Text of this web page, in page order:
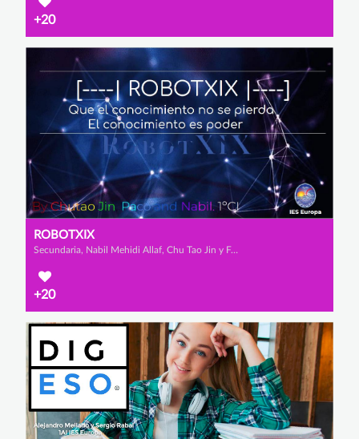
+20
ROBOTXIX
Secundaria, Nabil Mehidi Allaf, Chu Tao Jin y Francisco Castro Martínez
+20